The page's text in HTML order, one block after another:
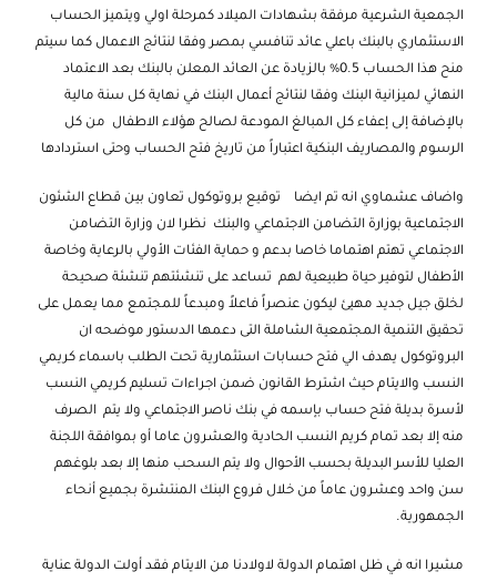
الجمعية الشرعية مرفقة بشهادات الميلاد كمرحلة اولي ويتميز الحساب
الاستثماري بالبنك باعلي عائد تنافسي بمصر وفقا لنتائج الاعمال كما سيتم
منح هذا الحساب 0.5% بالزيادة عن العائد المعلن بالبنك بعد الاعتماد
النهائي لميزانية البنك وفقا لنتائج أعمال البنك في نهاية كل سنة مالية
بالإضافة إلى إعفاء كل المبالغ المودعة لصالح هؤلاء الاطفال من كل
الرسوم والمصاريف البنكية اعتباراً من تاريخ فتح الحساب وحتى استردادها
واضاف عشماوي انه تم ايضا توقيع بروتوكول تعاون بين قطاع الشئون
الاجتماعية بوزارة التضامن الاجتماعي والبنك نظرا لان وزارة التضامن
الاجتماعي تهتم اهتماما خاصا بدعم و حماية الفئات الأولي بالرعاية وخاصة
الأطفال لتوفير حياة طبيعية لهم تساعد على تنشئتهم تنشئة صحيحة
لخلق جيل جديد مهيئ ليكون عنصراً فاعلاً ومبدعاً للمجتمع مما يعمل على
تحقيق التنمية المجتمعية الشاملة التى دعمها الدستور موضحه ان
البروتوكول يهدف الي فتح حسابات استثمارية تحت الطلب باسماء كريمي
النسب والايتام حيث اشترط القانون ضمن اجراءات تسليم كريمي النسب
لأسرة بديلة فتح حساب بإسمه في بنك ناصر الاجتماعي ولا يتم الصرف
منه إلا بعد تمام كريم النسب الحادية والعشرون عاما أو بموافقة اللجنة
العليا للأسر البديلة بحسب الأحوال ولا يتم السحب منها إلا بعد بلوغهم
سن واحد وعشرون عاماً من خلال فروع البنك المنتشرة بجميع أنحاء
الجمهورية.
مشيرا انه في ظل اهتمام الدولة لاولادنا من الايتام فقد أولت الدولة عناية